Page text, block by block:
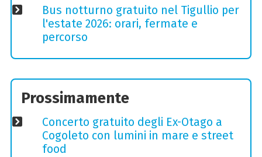
Bus notturno gratuito nel Tigullio per
l'estate 2026: orari, fermate e
percorso
Prossimamente
Concerto gratuito degli Ex-Otago a
Cogoleto con lumini in mare e street
food